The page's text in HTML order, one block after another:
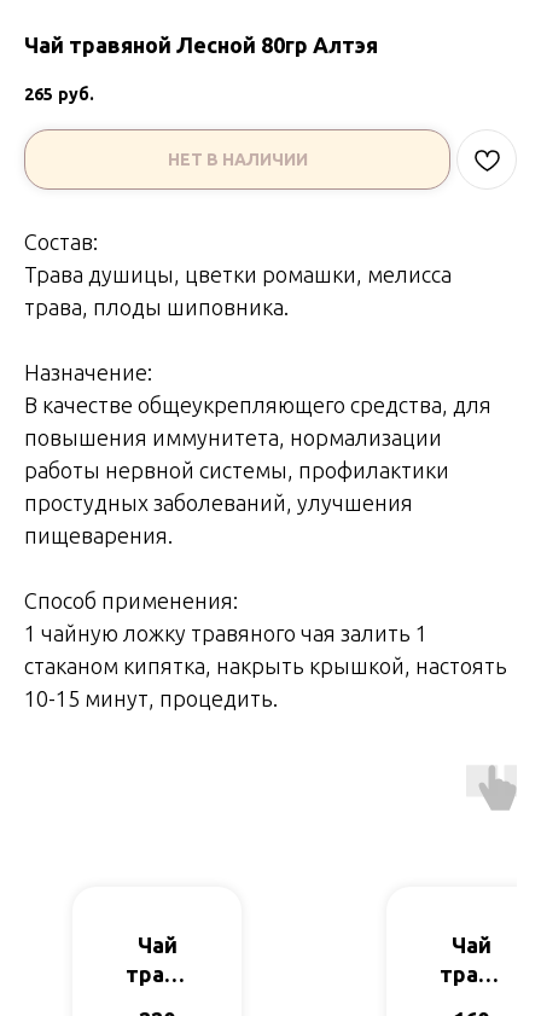
Чай травяной Лесной 80гр Алтэя
265 руб.
НЕТ В НАЛИЧИИ
Состав:
Трава душицы, цветки ромашки, мелисса
трава, плоды шиповника.
Назначение:
В качестве общеукрепляющего средства, для
повышения иммунитета, нормализации
работы нервной системы, профилактики
простудных заболеваний, улучшения
пищеварения.
Способ применения:
1 чайную ложку травяного чая залить 1
стаканом кипятка, накрыть крышкой, настоять
10-15 минут, процедить.
Чай
травя
Чай
травя